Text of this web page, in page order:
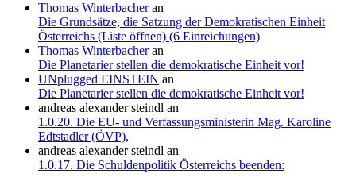
Thomas Winterbacheran
Die Grundsätze, die Satzung der Demokratischen Einheit
Österreichs (Liste öffnen) (6 Einreichungen)
Thomas Winterbacheran
Die Planetarier stellen die demokratische Einheit vor!
UNplugged EINSTEIN an
Die Planetarier stellen die demokratische Einheit vor!
andreas alexander steindl an
1.0.20. Die EU- und Verfassungsministerin Mag. Karoline
Edtstadler (ÖVP),
andreas alexander steindl an
1.0.17. Die Schuldenpolitik Österreichs beenden: